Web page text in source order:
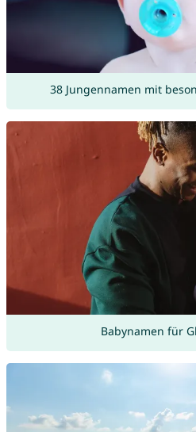
38 Jungennamen mit
Babynamen für